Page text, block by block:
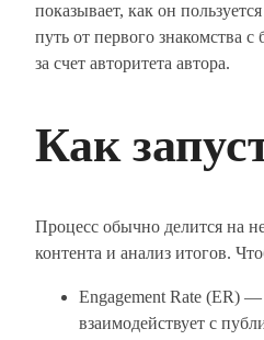
показывает, как он
путь от первого знакомства
за счет авторитета автора.
Как
Процесс обычно делится на
контента и анализ итогов.
Engagement Rate (ER) —
взаимодействует с